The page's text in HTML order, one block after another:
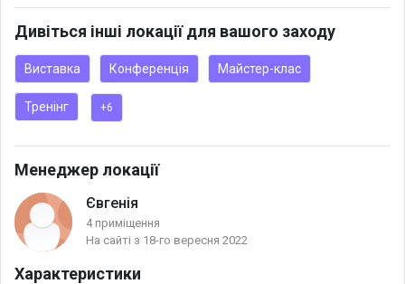
Підходить для проведення урочистостей, виставок, лекцій,
фото та відеозйомок, неформальних зустрічей.
Дивіться інші локації для вашого заходу
Виставка Конференція Майстер-клас
Тренінг +6
Менеджер локації
Євгенія
4 приміщення
На сайті з 18-го вересня 2022
Характеристики